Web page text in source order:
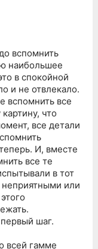
вспомнить
наибольшее
в спокойной
и не отвлекало.
вспомнить все
что
все детали
И, вместе
все те
в тот
или
шаг.
всей гамме